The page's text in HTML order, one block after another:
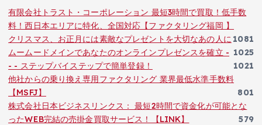
有限会社トラスト・コーポレーション 最短3時間で買取！低手数
料！西日本エリアに特化、全国対応【ファクタリング福岡 】
1081
クリスマス、お正月には素敵なプレゼントを大切なあの人に
1025
ムームードメインであなたのオンラインプレゼンスを確立 -
- - ステップバイステップで簡単登録！
1021
他社からの乗り換え専用ファクタリング 業界最低水準手数料
【MSFJ】
801
株式会社日本ビジネスリンクス： 最短2時間で資金化が可能とな
ったWEB完結の売掛金買取サービス！【LINK】
579